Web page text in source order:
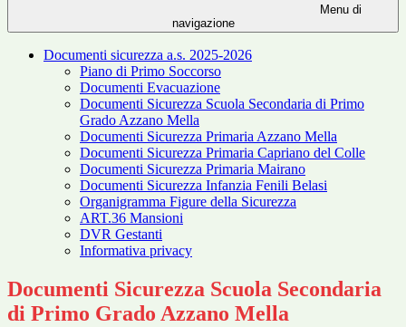
Menu di
navigazione
Documenti sicurezza a.s. 2025-2026
Piano di Primo Soccorso
Documenti Evacuazione
Documenti Sicurezza Scuola Secondaria di Primo
Grado Azzano Mella
Documenti Sicurezza Primaria Azzano Mella
Documenti Sicurezza Primaria Capriano del Colle
Documenti Sicurezza Primaria Mairano
Documenti Sicurezza Infanzia Fenili Belasi
Organigramma Figure della Sicurezza
ART.36 Mansioni
DVR Gestanti
Informativa privacy
Documenti Sicurezza Scuola Secondaria
di Primo Grado Azzano Mella